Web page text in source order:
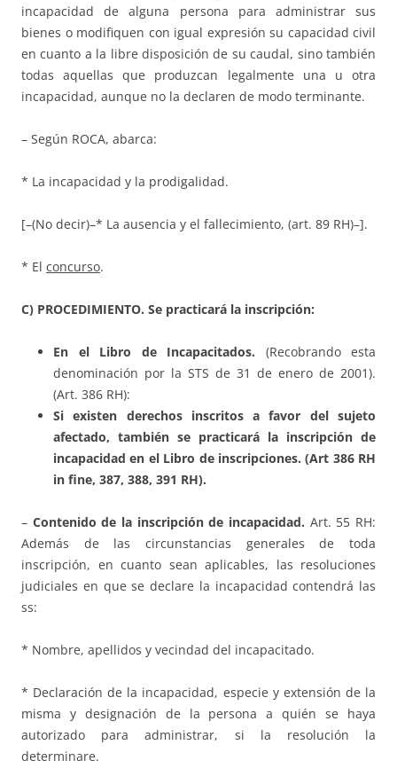
incapacidad de alguna persona para administrar sus
bienes o modifiquen con igual expresión su capacidad civil
en cuanto a la libre disposición de su caudal, sino también
todas aquellas que produzcan legalmente una u otra
incapacidad, aunque no la declaren de modo terminante.
– Según ROCA, abarca:
* La incapacidad y la prodigalidad.
[–(No decir)–* La ausencia y el fallecimiento, (art. 89 RH)–].
* El concurso.
C) PROCEDIMIENTO. Se practicará la inscripción:
En el Libro de Incapacitados. (Recobrando esta
denominación por la STS de 31 de enero de 2001).
(Art. 386 RH):
Si existen derechos inscritos a favor del sujeto
afectado, también se practicará la inscripción de
incapacidad en el Libro de inscripciones. (Art 386 RH
in fine, 387, 388, 391 RH).
– Contenido de la inscripción de incapacidad. Art. 55 RH:
Además de las circunstancias generales de toda
inscripción, en cuanto sean aplicables, las resoluciones
judiciales en que se declare la incapacidad contendrá las
ss:
* Nombre, apellidos y vecindad del incapacitado.
* Declaración de la incapacidad, especie y extensión de la
misma y designación de la persona a quién se haya
autorizado para administrar, si la resolución la
determinare.